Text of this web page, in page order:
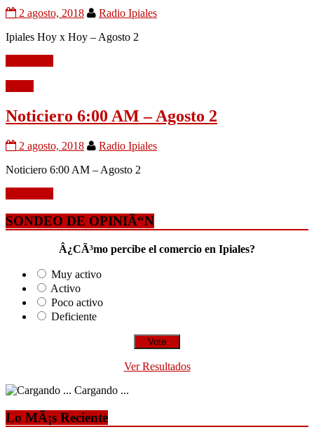
2 agosto, 2018
Radio Ipiales
Ipiales Hoy x Hoy – Agosto 2
Noticiero 6:00 AM – Agosto 2
2 agosto, 2018
Radio Ipiales
Noticiero 6:00 AM – Agosto 2
SONDEO DE OPINIÃ“N
Â¿CÃ³mo percibe el comercio en Ipiales?
Muy activo
Activo
Poco activo
Deficiente
Ver Resultados
Cargando ...
Lo MÃ¡s Reciente